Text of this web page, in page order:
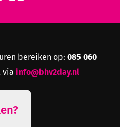
bereiken op: 085 060
via info@bhv2day.nl